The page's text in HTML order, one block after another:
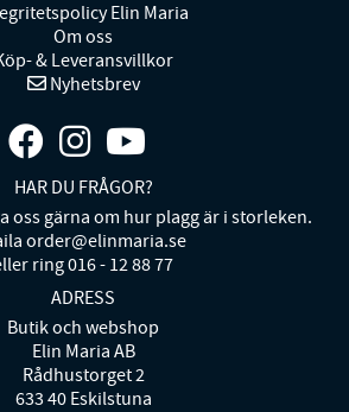
Elin Maria
Om oss
& Leveransvillkor
Nyhetsbrev
HAR DU FRÅGOR?
oss gärna om hur plagg är i storleken.
order@elinmaria.se
ring 016 - 12 88 77
ADRESS
Butik och webshop
Elin Maria AB
Rådhustorget 2
633 40 Eskilstuna